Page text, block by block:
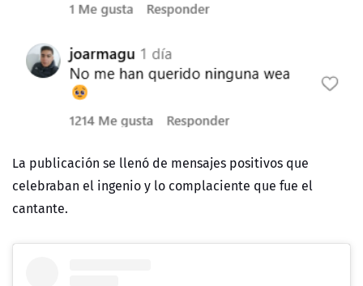
La publicación se llenó de mensajes positivos que
celebraban el ingenio y lo complaciente que fue el
cantante.